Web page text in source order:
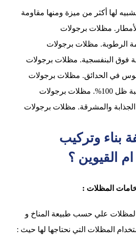
لها أكثر من ميزة ومنها مقاومة
مظلات برجولات
الرطوبة. مظلات برجولات
فوق البنفسجية. مظلات برجولات
في الحدائق. مظلات برجولات
مظلات برجولات
الجذابة والمشرقة. مظلات برجولات
بناء وتركيب
القيوين ؟
المظلات :
علي حسب طبيعة المناخ و
المظلات التي نحتاجها لها حيث :